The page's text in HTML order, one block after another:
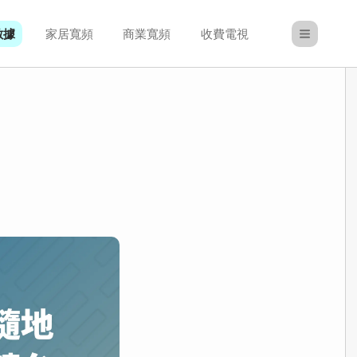
據 家居寬頻 商業寬頻 收費電視